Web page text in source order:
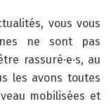
vous vous
ne sont pas
rassuré·e·s, au
les avons toutes
mobilisées et